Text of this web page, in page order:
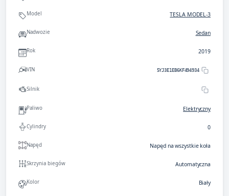
Model TESLA MODEL-3
Nadwozie Sedan
Rok 2019
VIN 5YJ3E1EB6KF494934
Silnik
Paliwo Elektryczny
Cylindry 0
Napęd Napęd na wszystkie koła
Skrzynia biegów Automatyczna
Kolor Biały